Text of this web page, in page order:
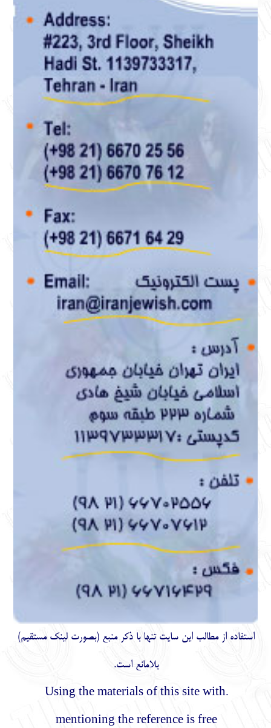
استفاده از مطالب اين سايت تنها با ذكر منبع (بصورت لینک مستقیم)
بلامانع است.
.Using the materials of this site with
mentioning the reference is free